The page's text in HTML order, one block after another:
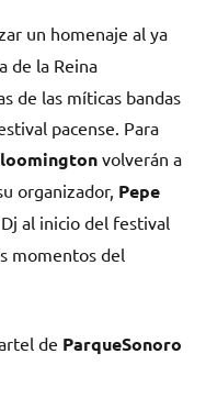
un homenaje al ya
de la Reina
de las míticas bandas
pacense. Para
volverán a
organizador, Pepe
Dj al inicio del festival
momentos del
de ParqueSonoro